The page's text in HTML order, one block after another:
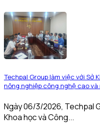
Techpal Group làm việc với Sở
nông nghiệp công nghệ cao
Ngày 06/3/2026, Techpal
Khoa học và Công...